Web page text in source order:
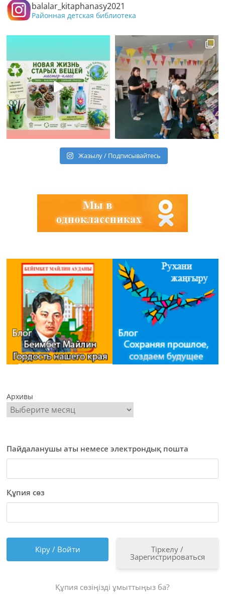
balalar_kitaphanasy2021
Районная детская библиотека
Жазылу / Подписывайтесь
Архивы
Пайдаланушы аты немесе электрондық пошта
Құпия сөз
Тіркелу /
Зарегистрироваться
Құпия сөзіңізді ұмыттыңыз ба?